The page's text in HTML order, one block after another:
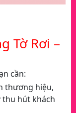
Tờ Rơi –
cần:
thương hiệu,
thu hút khách